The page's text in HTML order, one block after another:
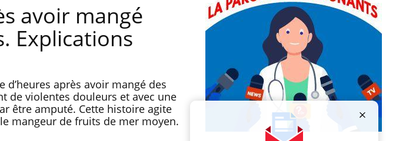
avoir mangé
Explications
d’heures après avoir mangé des
de violentes douleurs et avec une
être amputé. Cette histoire agite
mangeur de fruits de mer moyen.